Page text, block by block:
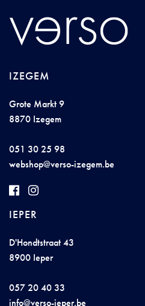
IZEGEM
Grote Markt 9
8870 Izegem
051 30 25 98
webshop@verso-izegem.be
IEPER
D'Hondtstraat 43
8900 Ieper
057 20 40 33
info@verso-ieper.be